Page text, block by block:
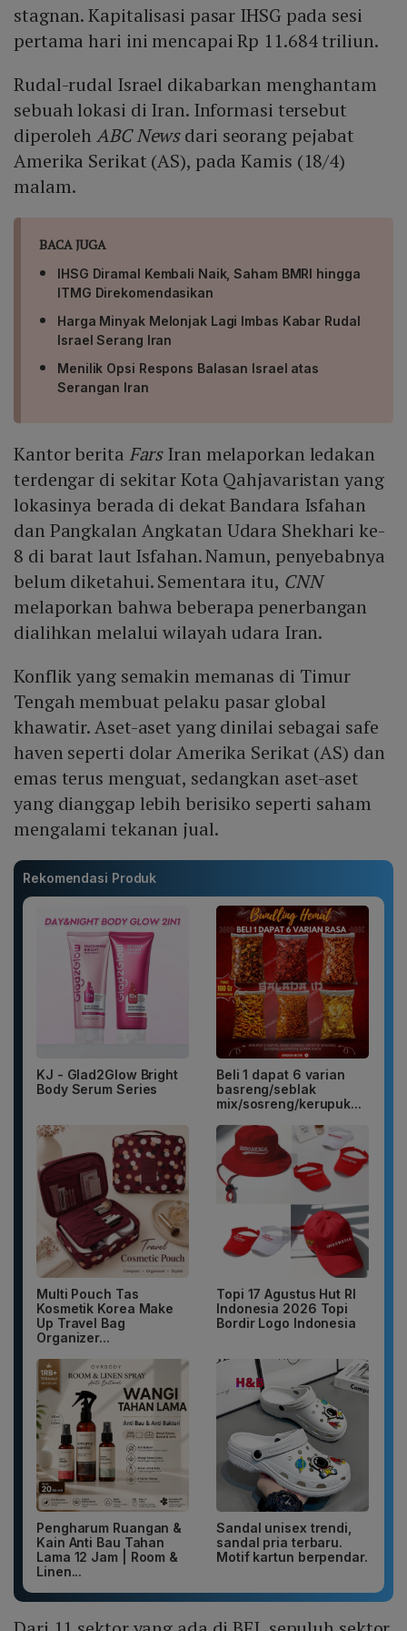
Jamu dan farmasi Sido Muncul Tbk (SIDO) naik 2,26%
ke Rp 680. Sementara top losers adalah PT
Harum Energy Tbk (HRUM) turun 5,84% ke Rp 1.290,
PT Humpuss Maritim Internasional Tbk (HUMI) turun
5,46% ke Rp 1.125, dan PT Astra International Tbk (ASII)
turun 4,12% ke Rp 4.890.
stagnan. Kapitalisasi pasar IHSG pada sesi
pertama hari ini mencapai Rp 11.684 triliun.
Rudal-rudal Israel dikabarkan menghantam
sebuah lokasi di Iran. Informasi tersebut
diperolehABC Newsdari seorang pejabat
Amerika Serikat (AS), pada Kamis (18/4)
malam.
BACA JUGA
IHSG Diramal Kembali Naik, Saham BMRI hingga
ITMG Direkomendasikan
Harga Minyak Melonjak Lagi Imbas Kabar Rudal
Israel Serang Iran
Menilik Opsi Respons Balasan Israel atas
Serangan Iran
Kantor berita FarsIran melaporkan ledakan
terdengar di sekitar Kota Qahjavaristan yang
lokasinya berada di dekat Bandara Isfahan
dan Pangkalan Angkatan Udara Shekhari ke-
8 di barat laut Isfahan. Namun, penyebabnya
belum diketahui. Sementara itu, CNN
melaporkan bahwa beberapa penerbangan
dialihkan melalui wilayah udara Iran.
Konflik yang semakin memanas di Timur
Tengah membuat pelaku pasar global
khawatir. Aset-aset yang dinilai sebagai safe
haven seperti dolar Amerika Serikat (AS) dan
emas terus menguat, sedangkan aset-aset
yang dianggap lebih berisiko seperti saham
mengalami tekanan jual.
Rekomendasi Produk
KJ - Glad2Glow Bright
Body Serum Series
Beli 1 dapat 6 varian
basreng/seblak
mix/sosreng/kerupuk...
Multi Pouch Tas
Kosmetik Korea Make
Up Travel Bag
Organizer...
Topi 17 Agustus Hut RI
Indonesia 2026 Topi
Bordir Logo Indonesia
Pengharum Ruangan &
Kain Anti Bau Tahan
Lama 12 Jam | Room &
Linen...
Sandal unisex trendi,
sandal pria terbaru.
Motif kartun berpendar.